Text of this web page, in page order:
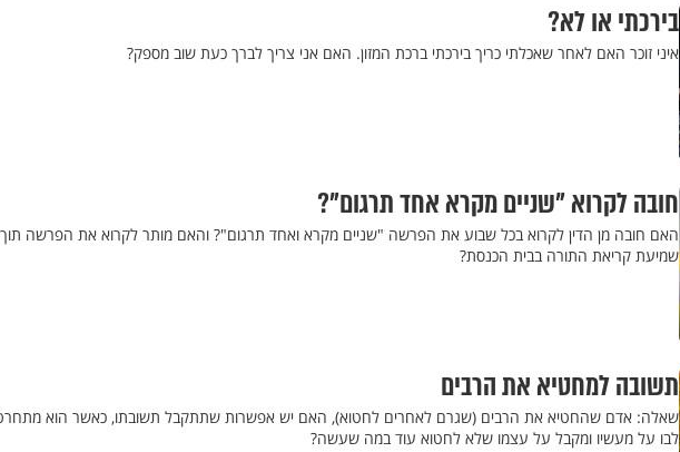
בירכתי או לא?
איני זוכר האם לאחר שאכלתי כריך בירכתי ברכת המזון. האם אני צריך לברך כעת שוב מספק?
חובה לקרוא "שניים מקרא אחד תרגום"?
האם חובה מן הדין לקרוא בכל שבוע את הפרשה "שניים מקרא ואחד תרגום"? והאם מותר לקרוא את הפרשה תוך
שמיעת קריאת התורה בבית הכנסת?
תשובה למחטיא את הרבים
שאלה: אדם שהחטיא את הרבים (שגרם לאחרים לחטוא), האם יש אפשרות שתתקבל תשובתו, כאשר הוא
לבו על מעשיו ומקבל על עצמו שלא לחטוא עוד במה שעשה?